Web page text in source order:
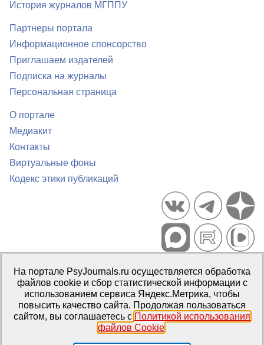
История журналов МГППУ
Партнеры портала
Информационное спонсорство
Приглашаем издателей
Подписка на журналы
Персональная страница
О портале
Медиакит
Контакты
Виртуальные фоны
Кодекс этики публикаций
Портал психологических изданий PsyJournals.ru, 2007–2026
Правила использования материалов
Свидетельство регистрации СМИЭл № ФС77-66447 от 14 июля
2016 г.
Издатель: ФГБОУ ВО МГППУ
На портале PsyJournals.ru осуществляется обработка
файлов cookie и сбор статистической информации с
использованием сервиса Яндекс.Метрика, чтобы
повысить качество сайта. Продолжая пользоваться
сайтом, вы соглашаетесь с Политикой использования
файлов Cookie.